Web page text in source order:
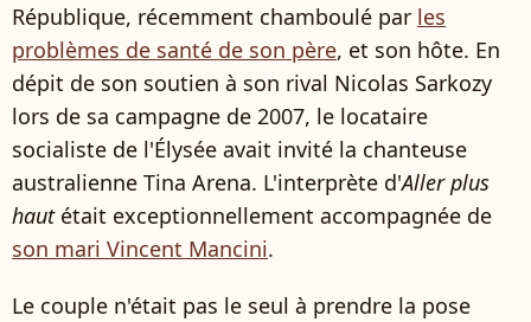
République, récemment chamboulé par les
problèmes de santé de son père, et son hôte. En
dépit de son soutien à son rival Nicolas Sarkozy
lors de sa campagne de 2007, le locataire
socialiste de l'Élysée avait invité la chanteuse
australienne Tina Arena. L'interprète d'Aller plus
hautétait exceptionnellement accompagnée de
son mari Vincent Mancini.
Le couple n'était pas le seul à prendre la pose